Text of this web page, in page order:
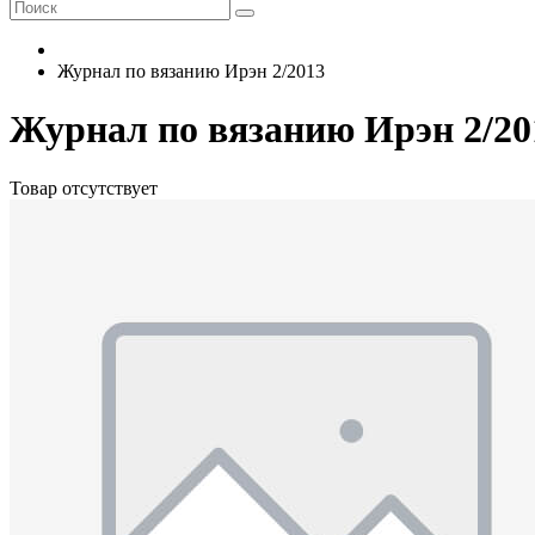
Журнал по вязанию Ирэн 2/2013
Журнал по вязанию Ирэн 2/
Товар отсутствует